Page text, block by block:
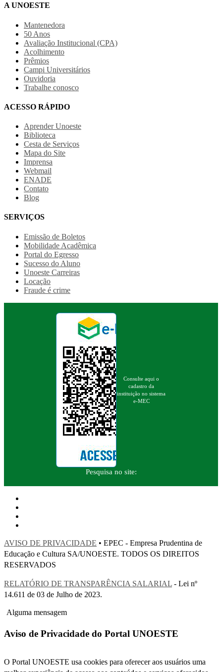
A UNOESTE
Mantenedora
50 Anos
Avaliação Institucional (CPA)
Acolhimento
Prêmios
Campi Universitários
Ouvidoria
Trabalhe conosco
ACESSO RÁPIDO
Aprender Unoeste
Biblioteca
Cesta de Serviços
Mapa do Site
Imprensa
Webmail
ENADE
Contato
Blog
SERVIÇOS
Emissão de Boletos
Mobilidade Acadêmica
Portal do Egresso
Sucesso do Aluno
Unoeste Carreiras
Locação
Fraude é crime
Consulte aqui o
cadastro da
instituição no sistema
e-MEC
Pesquisa no site:
AVISO DE PRIVACIDADE • EPEC - Empresa Prudentina de
Educação e Cultura SA/UNOESTE. TODOS OS DIREITOS
RESERVADOS
RELATÓRIO DE TRANSPARÊNCIA SALARIAL - Lei nº
14.611 de 03 de Julho de 2023.
Alguma mensagem
Aviso de Privacidade do Portal UNOESTE
O Portal UNOESTE usa cookies para oferecer aos usuários uma